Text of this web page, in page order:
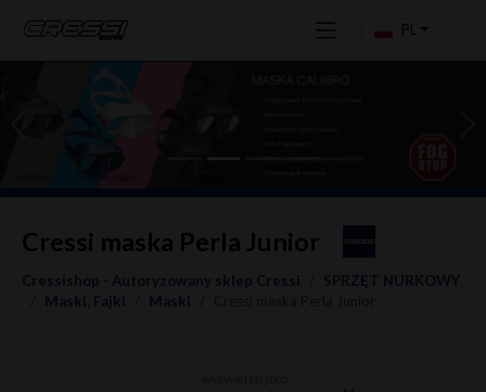
PL
Cressi maska Perla Junior
Cressishop - Autoryzowany sklep Cressi
SPRZĘT NURKOWY
Maski, Fajki
Maski